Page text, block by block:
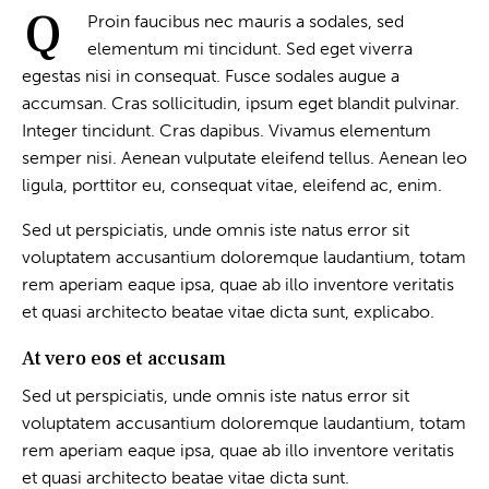
Q
Proin faucibus nec mauris a sodales, sed
elementum mi tincidunt. Sed eget viverra
egestas nisi in consequat. Fusce sodales augue a
accumsan. Cras sollicitudin, ipsum eget blandit pulvinar.
Integer tincidunt. Cras dapibus. Vivamus elementum
semper nisi. Aenean vulputate eleifend tellus. Aenean leo
ligula, porttitor eu, consequat vitae, eleifend ac, enim.
Sed ut perspiciatis, unde omnis iste natus error sit
voluptatem accusantium doloremque laudantium, totam
rem aperiam eaque ipsa, quae ab illo inventore veritatis
et quasi architecto beatae vitae dicta sunt, explicabo.
At vero eos et accusam
Sed ut perspiciatis, unde omnis iste natus error sit
voluptatem accusantium doloremque laudantium, totam
rem aperiam eaque ipsa, quae ab illo inventore veritatis
et quasi architecto beatae vitae dicta sunt.